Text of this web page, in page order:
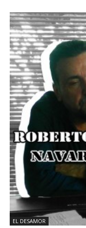
EL DESAMOR